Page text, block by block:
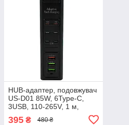
HUB-адаптер, подовжувач
US-D01 85W, 6Type-C,
3USB, 110-265V, 1 м,
395 ₴ 480 ₴